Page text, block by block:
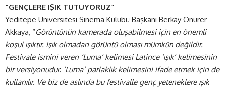
“GENÇLERE IŞIK TUTUYORUZ”
Yeditepe Üniversitesi Sinema Kulübü Başkanı Berkay Onurer
Akkaya, “Görüntünün kamerada oluşabilmesi için en önemli
koşul ışıktır. Işık olmadan görüntü olması mümkün değildir.
Festivale ismini veren ‘Luma’ kelimesi Latince ‘ışık’ kelimesinin
bir versiyonudur. ‘Luma’ parlaklık kelimesini ifade etmek için de
kullanılır. Ve biz de aslında bu festivalle genç yeteneklere ışık